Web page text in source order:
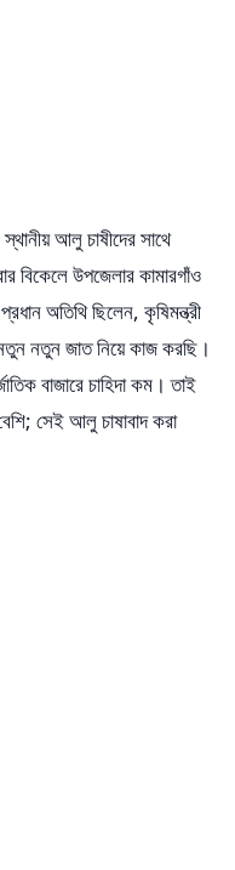
আলু চাষীদের সাথে
বিকেলে উপজেলার কামারগাঁও
অতিথি ছিলেন, কৃষিমন্ত্রী
নতুন জাত নিয়ে কাজ করছি।
বাজারে চাহিদা কম। তাই
সেই আলু চাষাবাদ করা